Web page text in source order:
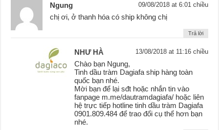
Ngung 09/08/2018 at 6:01 chiều
chị ơi, ở thanh hóa có ship không chị
Trả lời
NHƯ HÀ 13/08/2018 at 11:16 chiều
Chào bạn Ngung,
Tinh dầu tràm Dagiafa ship hàng toàn
quốc bạn nhé.
Mời bạn để lại sđt hoặc nhắn tin vào
fanpage m.me/dautramdagiafa/ hoặc liên
hệ trực tiếp hotline tinh dầu tràm Dagiafa
0901.809.484 để trao đổi cụ thể hơn bạn
nhé.